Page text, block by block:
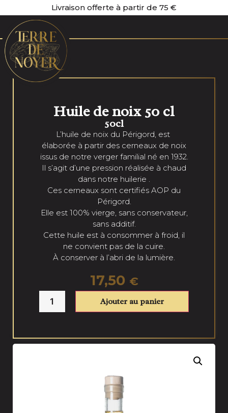
Livraison offerte à partir de 75 €
Huile de noix 50 cl
50cl
L’huile de noix du Périgord, est
élaborée à partir des cerneaux de noix
issus de notre verger familial né en 1932.
Il s’agit d’une pression réalisée à chaud
dans notre huilerie .
Ces cerneaux sont certifiés AOP du
Périgord.
Elle est 100% vierge, sans conservateur,
sans additif.
Cette huile est à consommer à froid, il
ne convient pas de la cuire.
À conserver à l’abri de la lumière.
17,50 €
Ajouter au panier